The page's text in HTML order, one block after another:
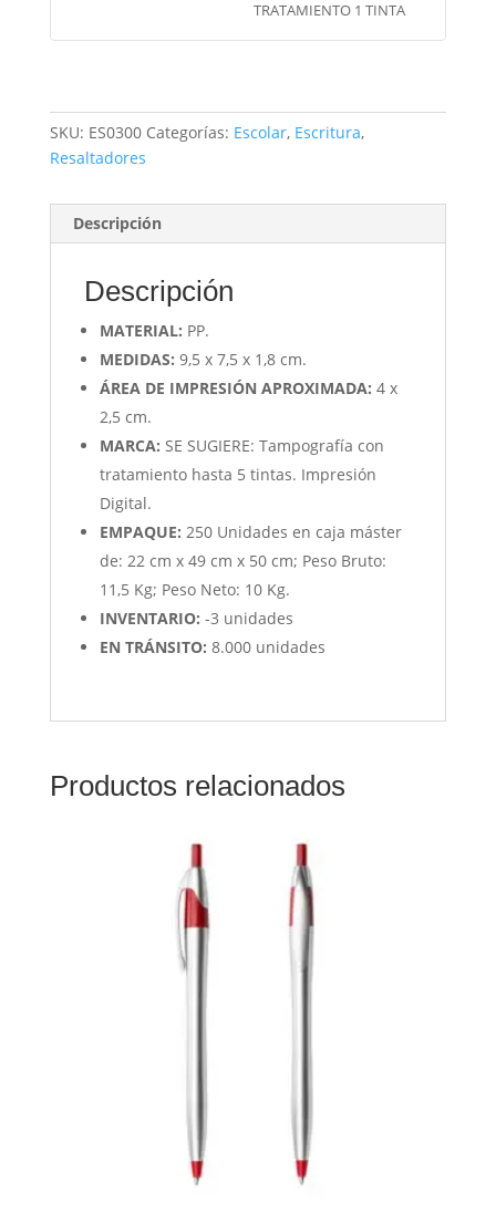
TRATAMIENTO 1 TINTA
SKU: ES0300 Categorías: Escolar, Escritura,
Resaltadores
Descripción
Descripción
MATERIAL: PP.
MEDIDAS: 9,5 x 7,5 x 1,8 cm.
ÁREA DE IMPRESIÓN APROXIMADA: 4 x
2,5 cm.
MARCA: SE SUGIERE: Tampografía con
tratamiento hasta 5 tintas. Impresión
Digital.
EMPAQUE: 250 Unidades en caja máster
de: 22 cm x 49 cm x 50 cm; Peso Bruto:
11,5 Kg; Peso Neto: 10 Kg.
INVENTARIO: -3 unidades
EN TRÁNSITO: 8.000 unidades
Productos relacionados